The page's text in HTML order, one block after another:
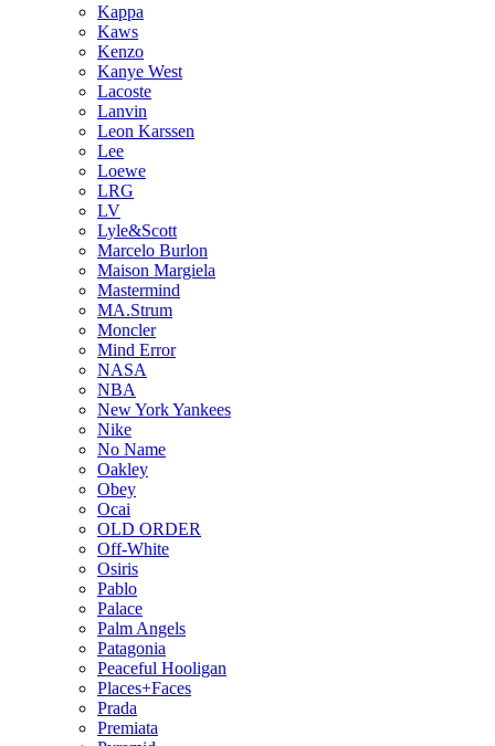
Kappa
Kaws
Kenzo
Kanye West
Lacoste
Lanvin
Leon Karssen
Lee
Loewe
LRG
LV
Lyle&Scott
Marcelo Burlon
Maison Margiela
Mastermind
MA.Strum
Moncler
Mind Error
NASA
NBA
New York Yankees
Nike
No Name
Oakley
Obey
Ocai
OLD ORDER
Off-White
Osiris
Pablo
Palace
Palm Angels
Patagonia
Peaceful Hooligan
Places+Faces
Prada
Premiata